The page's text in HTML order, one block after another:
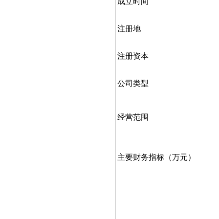
注册地
注册资本
公司类型
经营范围
主要财务指标（万元）